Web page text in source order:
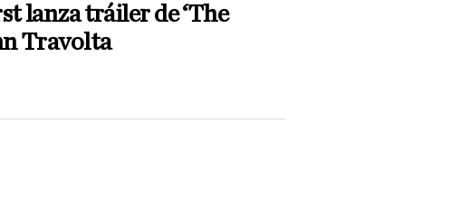
lanza tráiler de ‘The
Travolta